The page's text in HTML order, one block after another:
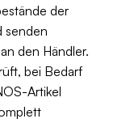
der
senden
den Händler.
bei Bedarf
Artikel